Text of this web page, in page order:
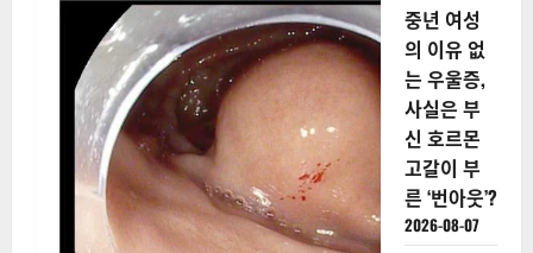
중년 여성
의 이유 없
는 우울증,
사실은 부
신 호르몬
고갈이 부
른 ‘번아웃’?
2026-08-07